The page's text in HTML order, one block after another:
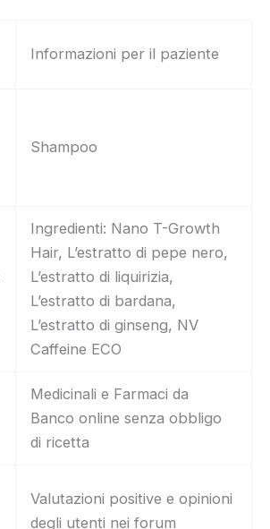
Informazioni per il paziente
Shampoo
Ingredienti: Nano T-Growth
Hair, L’estratto di pepe nero,
L’estratto di liquirizia,
L’estratto di bardana,
L’estratto di ginseng, NV
Caffeine ECO
Medicinali e Farmaci da
Banco online senza obbligo
di ricetta
Valutazioni positive e opinioni
degli utenti nei forum